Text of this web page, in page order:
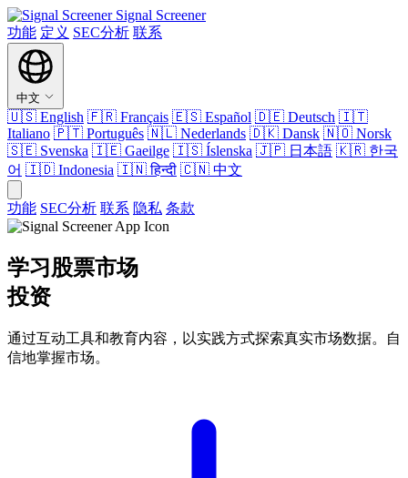
Signal Screener
功能 定义 SEC分析 联系
中文
🇺🇸 English 🇫🇷 Français 🇪🇸 Español 🇩🇪 Deutsch 🇮🇹
Italiano 🇵🇹 Português 🇳🇱 Nederlands 🇩🇰 Dansk 🇳🇴 Norsk
🇸🇪 Svenska 🇮🇪 Gaeilge 🇮🇸 Íslenska 🇯🇵 日本語 🇰🇷 한국
어 🇮🇩 Indonesia 🇮🇳हिन्दी 🇨🇳 中文
功能 SEC分析 联系 隐私 条款
学习股票市场
投资
通过互动工具和教育内容，以实践方式探索真实市场数据。自
信地掌握市场。